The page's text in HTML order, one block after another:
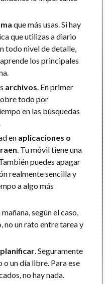
que más usas. Si hay
que utilizas a diario
todo nivel de detalle,
los principales
archivos. En primer
todo por
en las búsquedas
en aplicaciones o
. Tu móvil tiene una
puedes apagar
realmente sencilla y
a algo más
mañana, según el caso,
no un rato entre tarea y
. Seguramente
o un día libre. Para ese
no hay nada.